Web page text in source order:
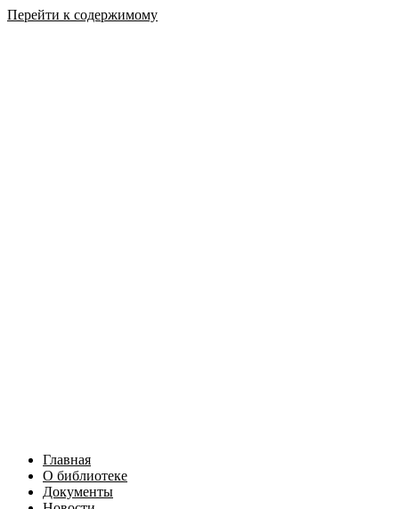
Перейти к содержимому
Главная
О библиотеке
Документы